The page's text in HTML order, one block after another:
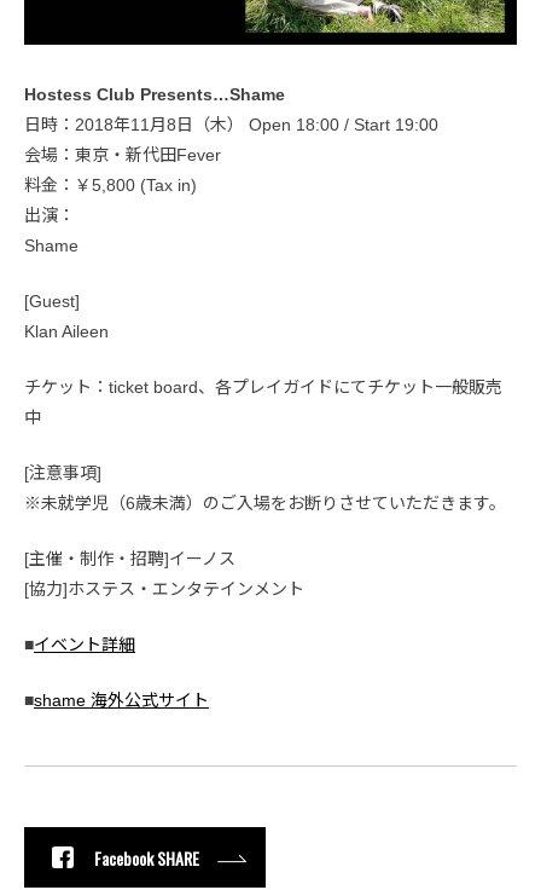
Hostess Club Presents…Shame
日時：2018年11月8日（木） Open 18:00 / Start 19:00
会場：東京・新代田Fever
料金：￥5,800 (Tax in)
出演：
Shame
[Guest]
Klan Aileen
チケット：ticket board、各プレイガイドにてチケット一般販売
中
[注意事項]
※未就学児（6歳未満）のご入場をお断りさせていただきます。
[主催・制作・招聘]イーノス
[協力]ホステス・エンタテインメント
■イベント詳細
■shame 海外公式サイト
Facebook SHARE